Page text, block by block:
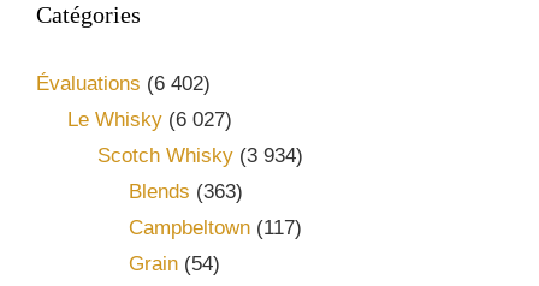
Catégories
Évaluations (6 402)
Le Whisky(6 027)
Scotch Whisky (3 934)
Blends (363)
Campbeltown(117)
Grain(54)